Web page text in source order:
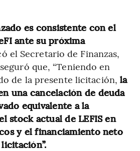
es consistente con el
ante su próxima
el Secretario de Finanzas,
que, “Teniendo en
de la presente licitación, la
una cancelación de deuda
equivalente a la
stock actual de LEFIS en
y el financiamiento neto